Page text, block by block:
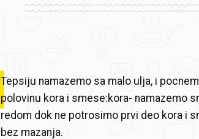
Tepsiju namazemo sa malo ulja, i
polovinu kora i smese:kora- namazemo
redom dok ne potrosimo prvi deo kora i
bez mazanja.